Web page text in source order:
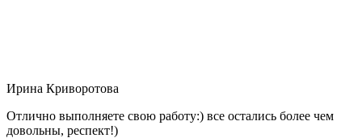
Ирина Криворотова
Отлично выполняете свою работу:) все остались более чем
довольны, респект!)